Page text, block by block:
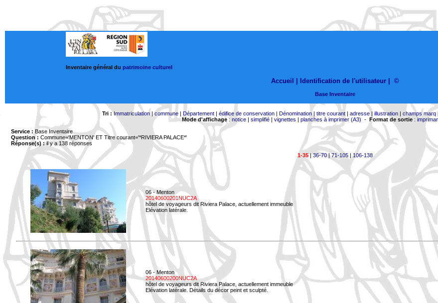
Inventaire général du patrimoine culturel
Accueil | Identification de l'utilisateur ©
Base Inventaire
Tri : Immatriculation|commune| Département| édifice de conservation| Dénomination| titre courant| adresse| illustration| champs marq|
Mode d'affichage: notice| simplifié| vignettes | planches à imprimer (A3) - Format de sortie:
Service : Base Inventaire
Question : Commune='MENTON' ET Titre courant='*RIVIERA PALACE*'
Réponse(s) :il y a 138 réponses
1-35|36-70|71-105| 106-138
06 - Menton
20140600201NUC2A
hôtel de voyageurs dit Riviera Palace, actuellement immeuble
Elévation latérale.
06 - Menton
20140600200NUC2A
hôtel de voyageurs dit Riviera Palace, actuellement immeuble
Elévation latérale. Détails du décor peint et sculpté.